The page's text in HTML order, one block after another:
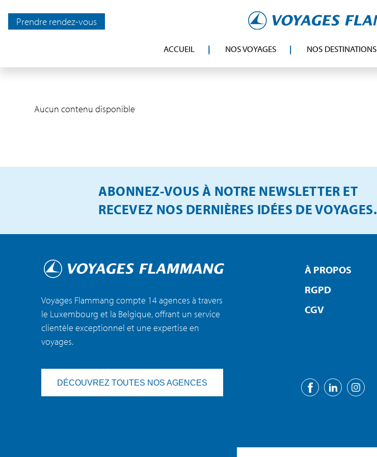
Prendre rendez-vous
ACCUEIL NOS VOYAGES NOS DESTINATIONS
Aucun contenu disponible
ABONNEZ-VOUS À NOTRE NEWSLETTER ET
RECEVEZ NOS DERNIÈRES IDÉES DE VOYAGES.
Voyages Flammang compte 14 agences à travers
le Luxembourg et la Belgique, offrant un service
clientèle exceptionnel et une expertise en
voyages.
DÉCOUVREZ TOUTES NOS AGENCES
À PROPOS
RGPD
CGV